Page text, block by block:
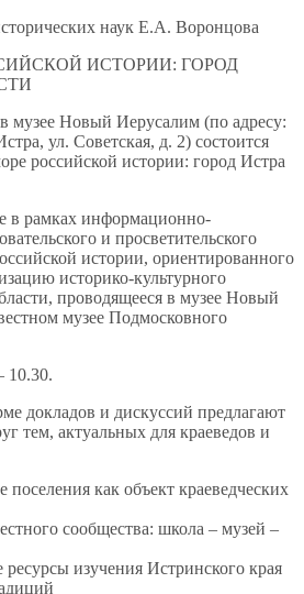
наук Е.А. Воронцова
ИСТОРИИ: ГОРОД
в музее Новый Иерусалим (по адресу:
ул. Советская, д. 2) состоится
российской истории: город Истра
в рамках информационно-
и просветительского
истории, ориентированного
историко-культурного
проводящееся в музее Новый
музее Подмосковного
10.30.
докладов и дискуссий предлагают
тем, актуальных для краеведов и
поселения как объект краеведческих
сообщества: школа – музей –
изучения Истринского края